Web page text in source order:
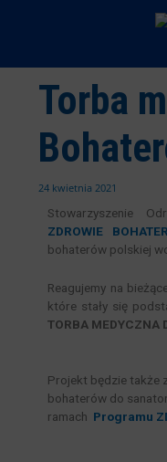
Torba
24 kwietnia 2021
Stowarzyszenie
ZDROWIE
bohaterów polskiej
Reagujemy na
które stały się
TORBA MEDYCZNA
Projekt będzie także
bohaterów do
ramach Programu